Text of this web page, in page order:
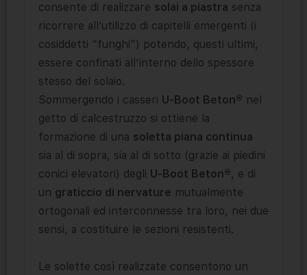
consente di realizzare solai a piastra senza
ricorrere all’utilizzo di capitelli emergenti (i
cosiddetti “funghi”) potendo, questi ultimi,
essere confinati all’interno dello spessore
stesso del solaio.
Sommergendo i casseri U-Boot Beton® nel
getto di calcestruzzo si ottiene la
formazione di una soletta piana continua
sia al di sopra, sia al di sotto (grazie ai piedini
conici elevatori) degli U-Boot Beton®, e di
un graticcio di nervature mutualmente
ortogonali ed interconnesse tra loro, nei due
sensi, a costituire le sezioni resistenti.
Le solette così realizzate consentono un